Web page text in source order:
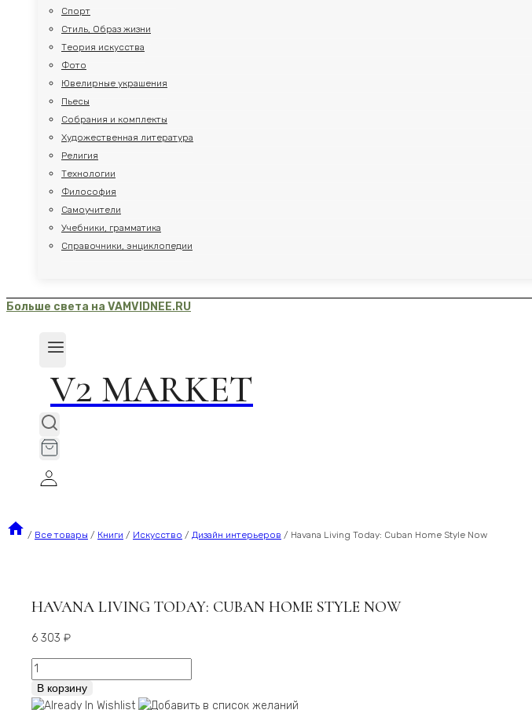
Спорт
Стиль, Образ жизни
Теория искусства
Фото
Ювелирные украшения
Пьесы
Собрания и комплекты
Художественная литература
Религия
Технологии
Философия
Самоучители
Учебники, грамматика
Справочники, энциклопедии
Больше света на VAMVIDNEE.RU
V2 MARKET
/ Все товары / Книги / Искусство / Дизайн интерьеров / Havana Living Today: Cuban Home Style Now
HAVANA LIVING TODAY: CUBAN HOME STYLE NOW
6 303 ₽
Количество
Havana
Living
В корзину